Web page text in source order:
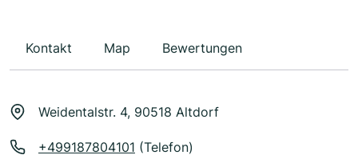
Kontakt Map Bewertungen
Weidentalstr. 4, 90518 Altdorf
+499187804101 (Telefon)